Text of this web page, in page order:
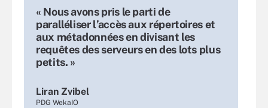
« Nous avons pris le parti de
paralléliser l’accès aux répertoires et
aux métadonnées en divisant les
requêtes des serveurs en des lots plus
petits. »
Liran Zvibel
PDG WekaIO